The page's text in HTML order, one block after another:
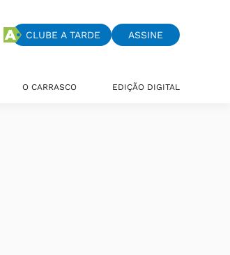
CLUBE A TARDE ASSINE
O CARRASCO EDIÇÃO DIGITAL